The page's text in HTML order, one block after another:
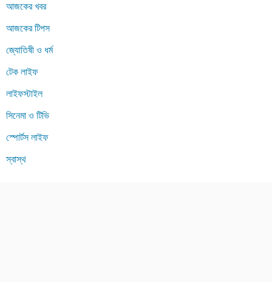
আজকের খবর
আজকের টিপস
জ্যোতিষী ও ধর্ম
টেক লাইফ
লাইফস্টাইল
সিনেমা ও টিভি
স্পোর্টস লাইফ
স্বাস্থ